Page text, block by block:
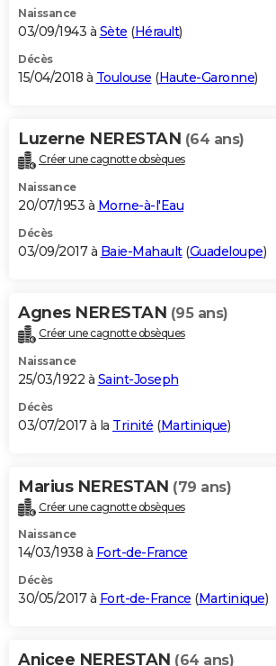
Naissance
03/09/1943 à Sète (Hérault)
Décès
15/04/2018 à Toulouse (Haute-Garonne)
Luzerne NERESTAN (64 ans)
Créer une cagnotte obsèques
Naissance
20/07/1953 à Morne-à-l'Eau
Décès
03/09/2017 à Baie-Mahault(Guadeloupe)
Agnes NERESTAN (95 ans)
Créer une cagnotte obsèques
Naissance
25/03/1922 à Saint-Joseph
Décès
03/07/2017 à la Trinité (Martinique)
Marius NERESTAN (79 ans)
Créer une cagnotte obsèques
Naissance
14/03/1938 à Fort-de-France
Décès
30/05/2017 à Fort-de-France (Martinique)
Anicee NERESTAN (64 ans)